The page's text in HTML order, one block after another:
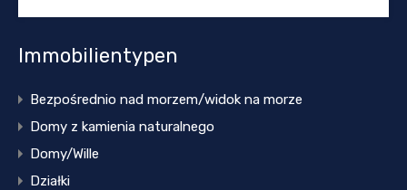
Immobilientypen
Bezpośrednio nad morzem/widok na morze
Domy z kamienia naturalnego
Domy/Wille
Działki